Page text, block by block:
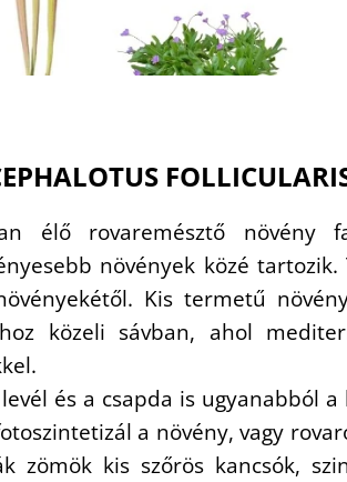
élő rovaremésztő növény
növények közé
Kis termetű
közeli sávban, ahol
és a csapda is ugyanabból
a növény, vagy
zömök kis szőrös kancsók,